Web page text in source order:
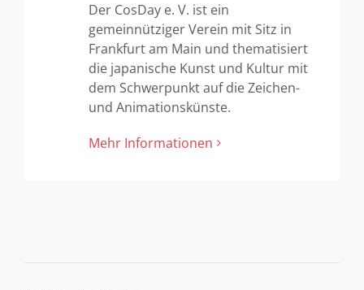
Der CosDay e. V. ist ein
gemeinnütziger Verein mit Sitz in
Frankfurt am Main und thematisiert
die japanische Kunst und Kultur mit
dem Schwerpunkt auf die Zeichen-
und Animationskünste.
Mehr Informationen